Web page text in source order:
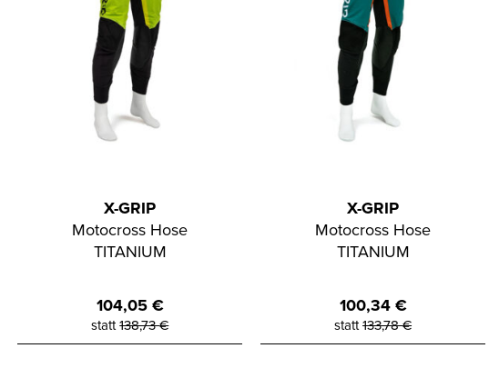
X-GRIP
Motocross Hose
TITANIUM
104,05€
statt138,73€
X-GRIP
Motocross Hose
TITANIUM
100,34€
statt133,78€